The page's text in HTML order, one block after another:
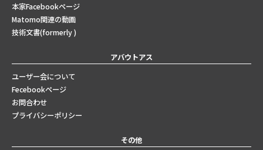
本家Facebookページ
Matomo関連の動画
技術文書(formerly )
アバウトアス
ユーザー会について
Fecebookページ
お問合わせ
プライバシーポリシー
その他